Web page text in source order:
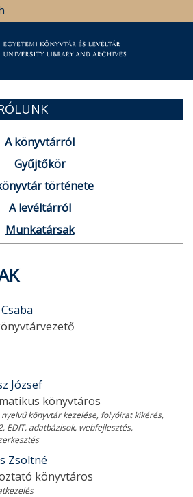
A könyvtárról
Gyűjtőkör
története
A levéltárról
Munkatársak
József
könyvtáros
könyvtár kezelése, folyóirat kikérés,
EDIT, adatbázisok, webfejlesztés,
Zsoltné
könyvtáros